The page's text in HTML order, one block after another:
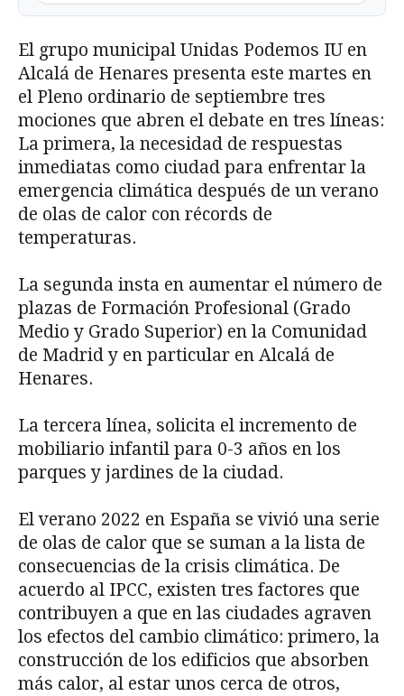
El grupo municipal Unidas Podemos IU en
Alcalá de Henares presenta este martes en
el Pleno ordinario de septiembre tres
mociones que abren el debate en tres líneas:
La primera, la necesidad de respuestas
inmediatas como ciudad para enfrentar la
emergencia climática después de un verano
de olas de calor con récords de
temperaturas.
La segunda insta en aumentar el número de
plazas de Formación Profesional (Grado
Medio y Grado Superior) en la Comunidad
de Madrid y en particular en Alcalá de
Henares.
La tercera línea, solicita el incremento de
mobiliario infantil para 0-3 años en los
parques y jardines de la ciudad.
El verano 2022 en España se vivió una serie
de olas de calor que se suman a la lista de
consecuencias de la crisis climática. De
acuerdo al IPCC, existen tres factores que
contribuyen a que en las ciudades agraven
los efectos del cambio climático: primero, la
construcción de los edificios que absorben
más calor, al estar unos cerca de otros,